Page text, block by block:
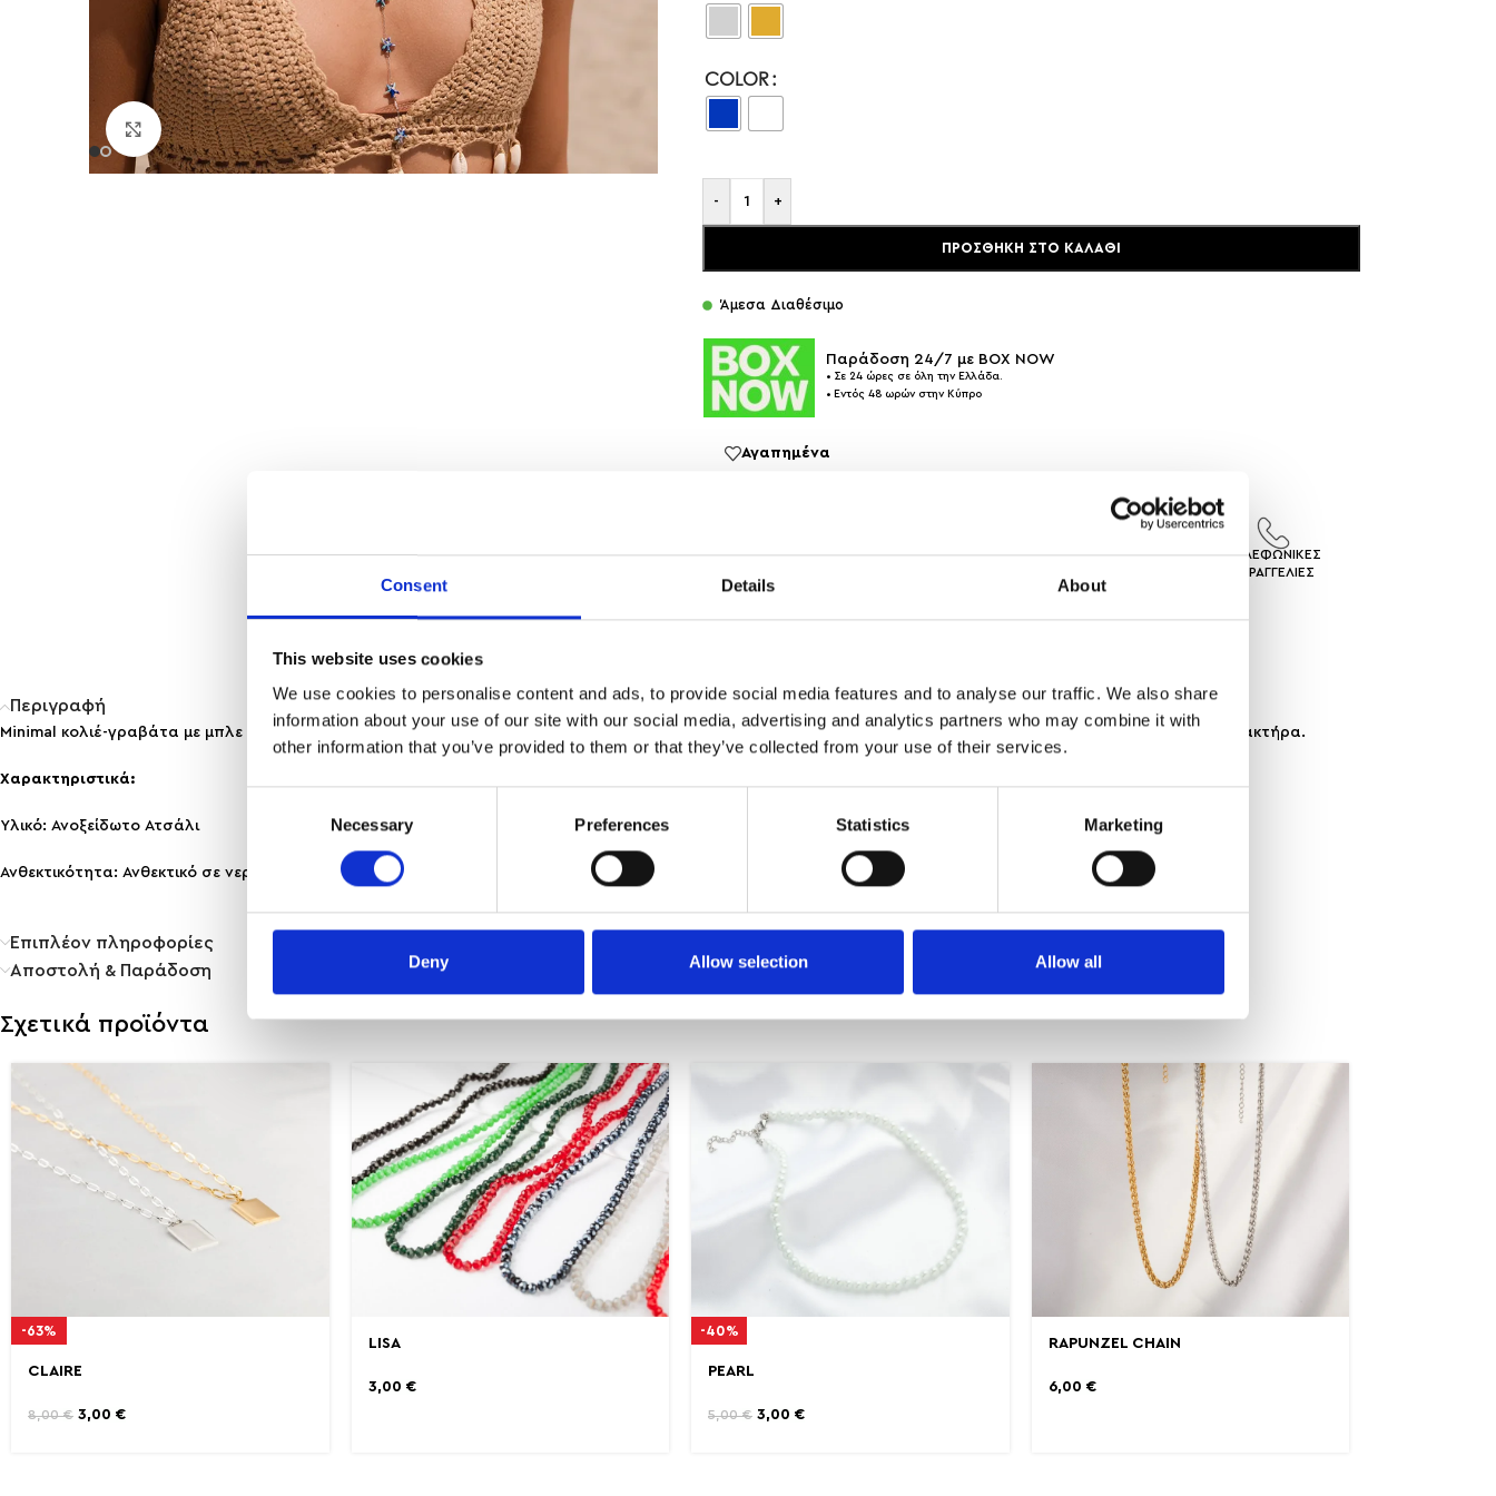
Consent Details About
This website uses cookies
We use cookies to personalise content and ads, to provide social media features and to analyse our traffic. We also share
information about your use of our site with our social media, advertising and analytics partners who may combine it with
other information that you’ve provided to them or that they’ve collected from your use of their services.
Necessary Preferences Statistics Marketing
Deny Allow selection Allow all
Click to enlarge
COLOR
- +
ΠΡΟΣΘΉΚΗ ΣΤΟ ΚΑΛΆΘΙ
Άμεσα Διαθέσιμο
Παράδοση 24/7 με BOX NOW
• Σε 24 ώρες σε όλη την Ελλάδα.
• Εντός 48 ωρών στην Κύπρο
Αγαπημένα
ΕΠΙΣΤΡΟΦΕΣ
ΤΗΛΕΦΩΝΙΚΕΣ
ΠΑΡΑΓΓΕΛΙΕΣ
Περιγραφή
Minimal κολιέ-γραβάτα με μπλε αστερίες και delicate αλυσίδα που αποπνέει island vibes και playful elegance. Ιδανικό για layered summer looks με boho chic χαρακτήρα.
Χαρακτηριστικά:
Υλικό: Ανοξείδωτο Ατσάλι
Ανθεκτικότητα: Ανθεκτικό σε νερό & άρωμα, δε μαυρίζει!
Επιπλέον πληροφορίες
Αποστολή & Παράδοση
Σχετικά προϊόντα
-63%
CLAIRE
8,00€ 3,00 €
LISA
3,00 €
-40%
PEARL
5,00€ 3,00 €
RAPUNZEL CHAIN
6,00 €